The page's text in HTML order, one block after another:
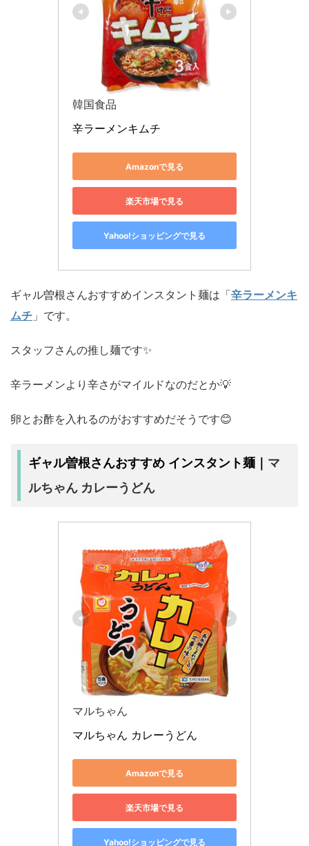
韓国食品
辛ラーメンキムチ
Amazonで見る
楽天市場で見る
Yahoo!ショッピングで見る
ギャル曽根さんおすすめインスタント麺は「辛ラーメンキ
ムチ 」です。
スタッフさんの推し麺です✨
辛ラーメンより辛さがマイルドなのだとか💡
卵とお酢を入れるのがおすすめだそうです😊
ギャル曽根さんおすすめ インスタント麺｜ マ
ルちゃん カレーうどん
マルちゃん
マルちゃん カレーうどん
Amazonで見る
楽天市場で見る
Yahoo!ショッピングで見る